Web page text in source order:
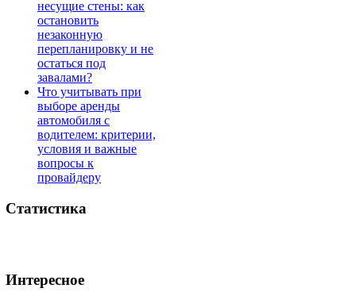
несущие стены: как
остановить
незаконную
перепланировку и не
остаться под
завалами?
Что учитывать при
выборе аренды
автомобиля с
водителем: критерии,
условия и важные
вопросы к
провайдеру
Статистика
Интересное